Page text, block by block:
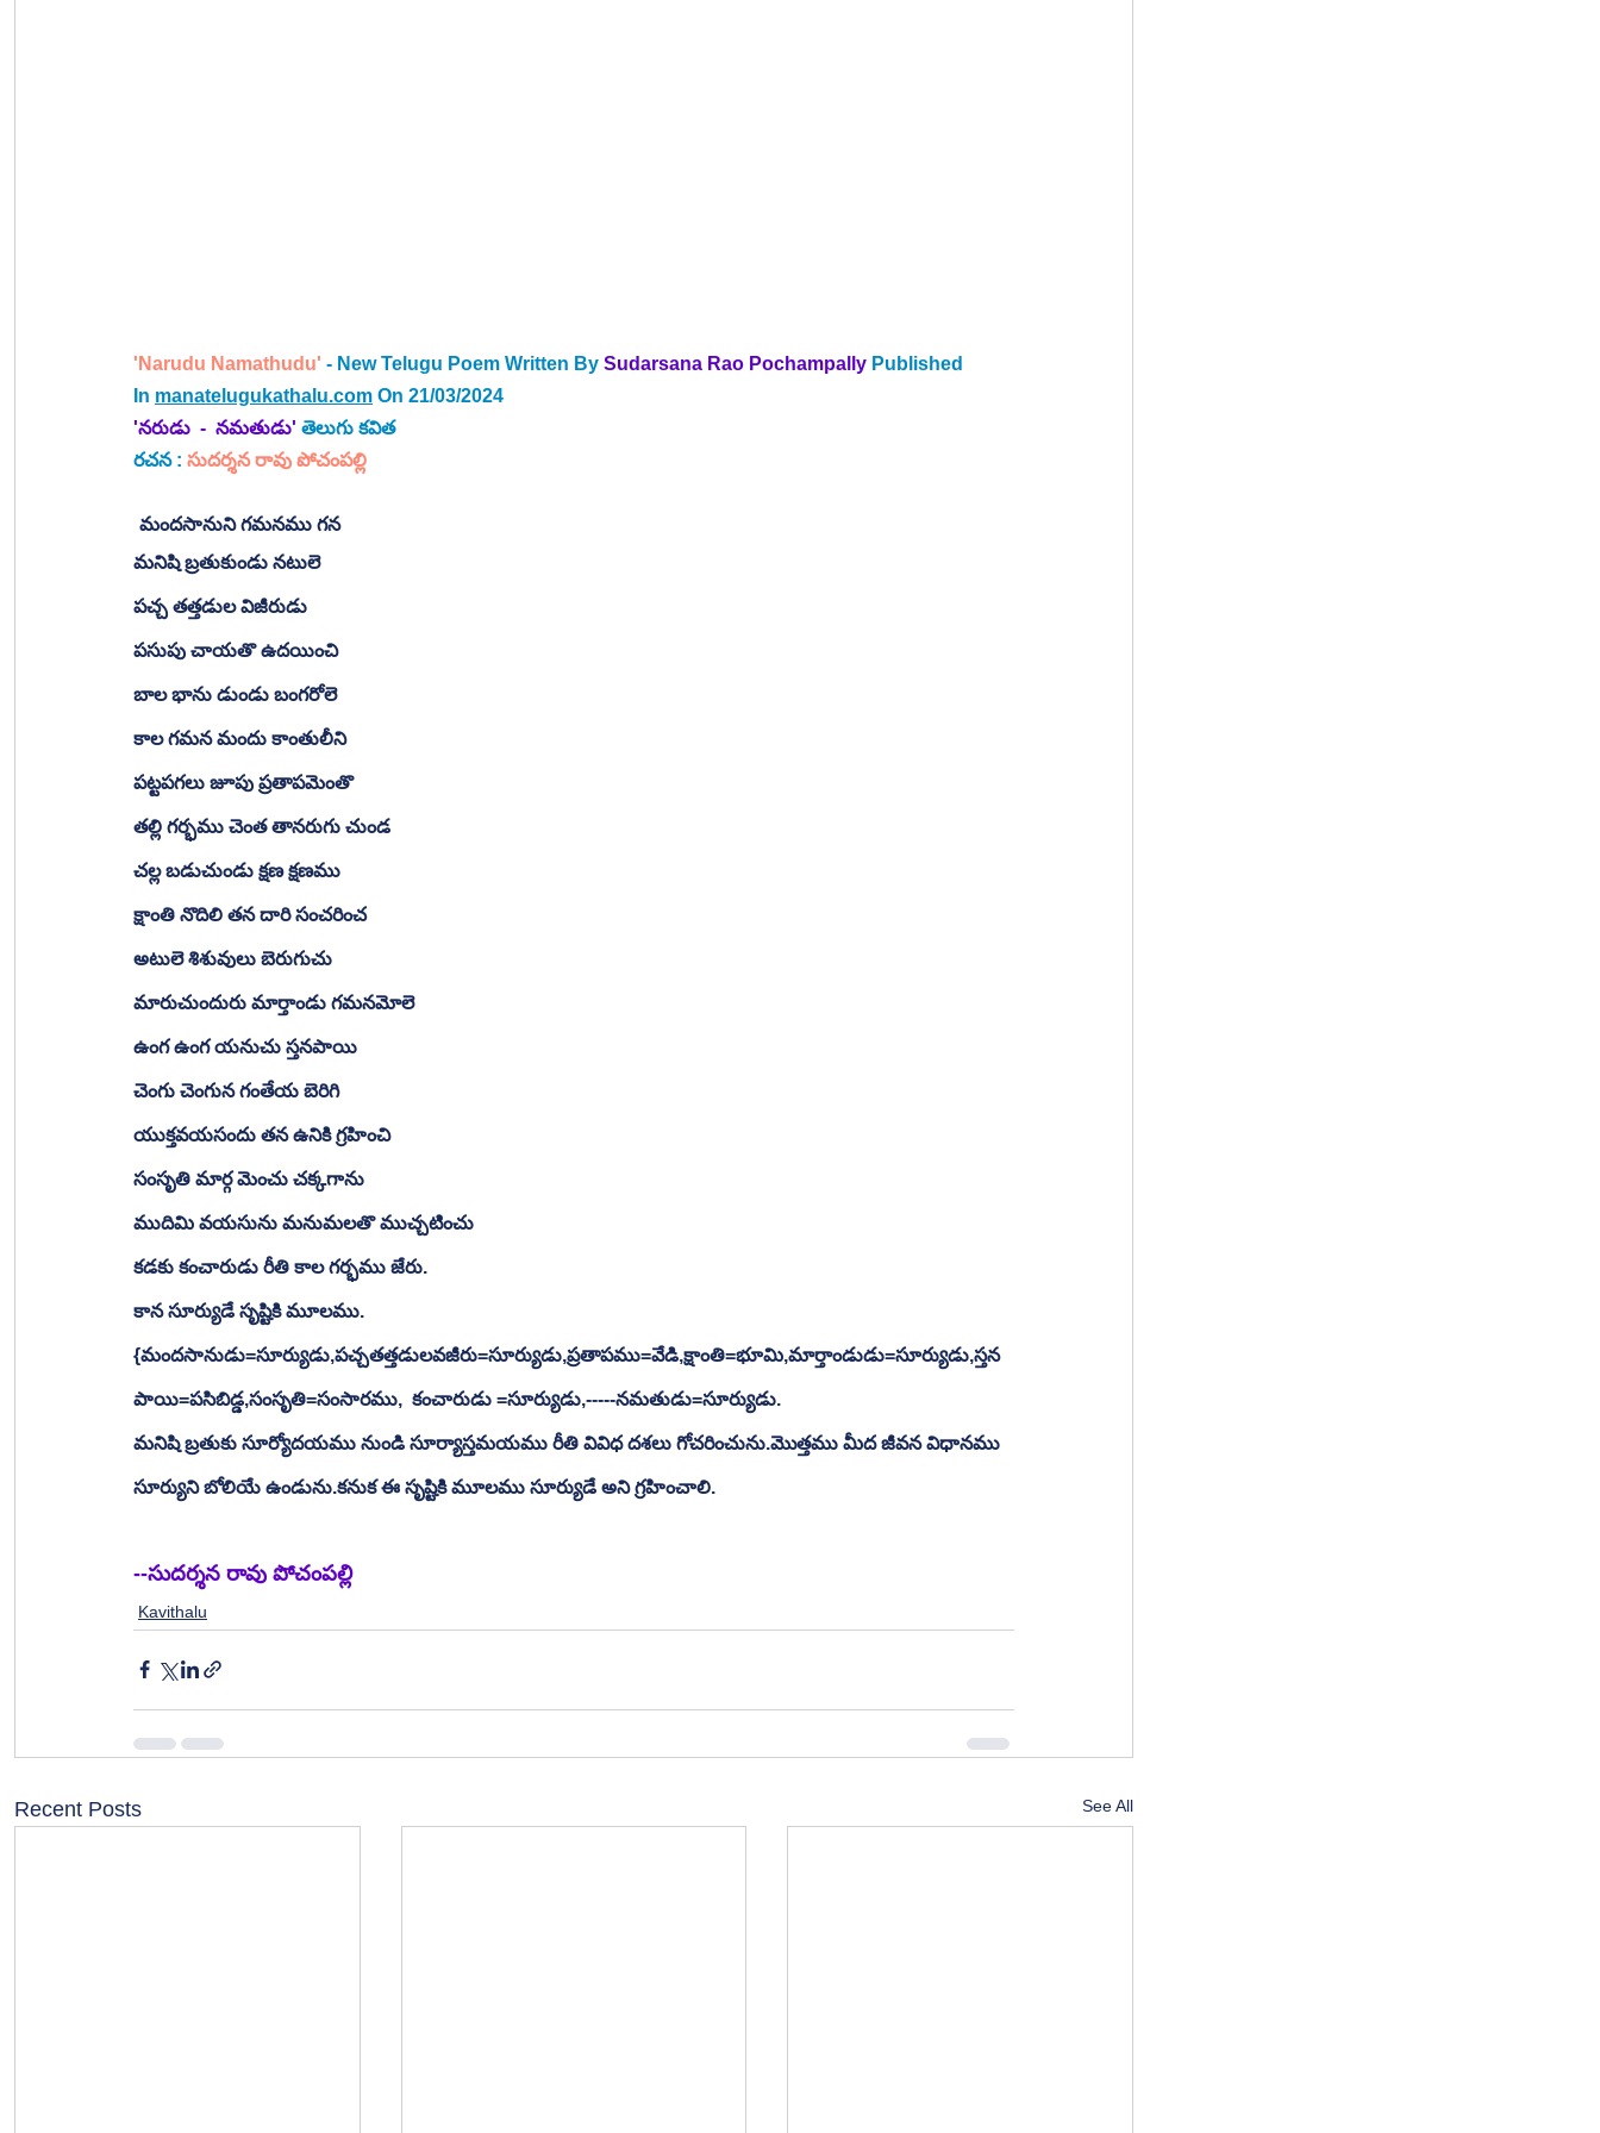
'Narudu Namathudu' - New Telugu Poem Written By Sudarsana Rao Pochampally Published
In manatelugukathalu.com On 21/03/2024
'నరుడు  -  నమతుడు' తెలుగు కవిత
రచన : సుదర్శన రావు పోచంపల్లి
మందసానుని గమనము గన
మనిషి బ్రతుకుండు నటులె
పచ్చ తత్తడుల విజీరుడు
పసుపు చాయతొ ఉదయించి
బాల భాను డుండు బంగరోలె
కాల గమన మందు కాంతులీని
పట్టపగలు జూపు ప్రతాపమెంతొ
తల్లి గర్భము చెంత తానరుగు చుండ
చల్ల బడుచుండు క్షణ క్షణము
క్షాంతి నొదిలి తన దారి సంచరించ
అటులె శిశువులు బెరుగుచు
మారుచుందురు మార్తాండు గమనమోలె
ఉంగ ఉంగ యనుచు స్తనపాయి
చెంగు చెంగున గంతేయ బెరిగి
యుక్తవయసందు తన ఉనికి గ్రహించి
సంసృతి మార్గ మెంచు చక్కగాను
ముదిమి వయసును మనుమలతొ ముచ్చటించు
కడకు కంచారుడు రీతి కాల గర్భము జేరు.
కాన సూర్యుడే సృష్టికి మూలము.
{మందసానుడు=సూర్యుడు,పచ్చతత్తడులవజీరు=సూర్యుడు,ప్రతాపము=వేడి,క్షాంతి=భూమి,మార్తాండుడు=సూర్యుడు,స్తన
పాయి=పసిబిడ్డ,సంసృతి=సంసారము,  కంచారుడు =సూర్యుడు,-----నమతుడు=సూర్యుడు.
మనిషి బ్రతుకు సూర్యోదయము నుండి సూర్యాస్తమయము రీతి వివిధ దశలు గోచరించును.మొత్తము మీద జీవన విధానము
సూర్యుని బోలియే ఉండును.కనుక ఈ సృష్టికి మూలము సూర్యుడే అని గ్రహించాలి.
--సుదర్శన రావు పోచంపల్లి
Kavithalu
Recent Posts See All